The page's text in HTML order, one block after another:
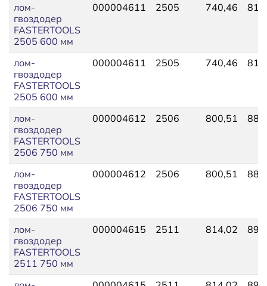
лом-
гвоздодер
FASTERTOOLS
2505 600 мм
000004611 2505 740,46
лом-
гвоздодер
FASTERTOOLS
2505 600 мм
000004611 2505 740,46
лом-
гвоздодер
FASTERTOOLS
2506 750 мм
000004612 2506 800,51
лом-
гвоздодер
FASTERTOOLS
2506 750 мм
000004612 2506 800,51
лом-
гвоздодер
FASTERTOOLS
2511 750 мм
000004615 2511 814,02